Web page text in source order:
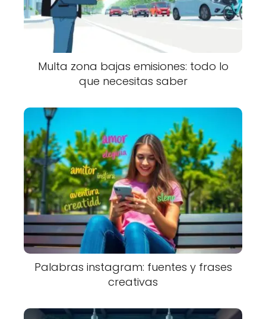
Multa zona bajas emisiones: todo lo
que necesitas saber
Palabras instagram: fuentes y frases
creativas